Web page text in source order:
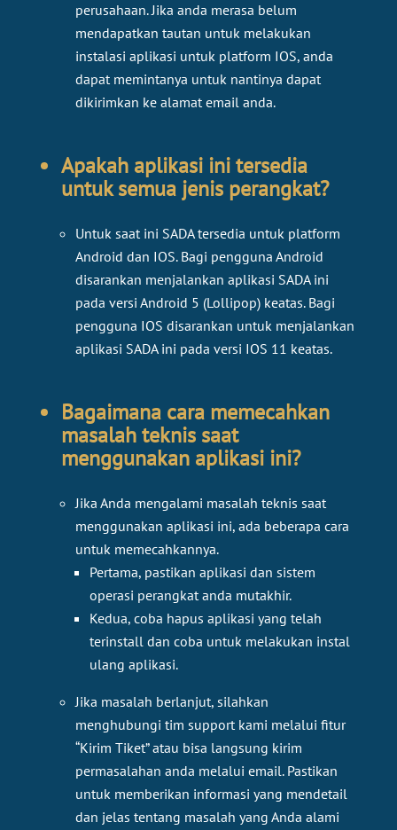
perusahaan. Jika anda merasa belum
mendapatkan tautan untuk melakukan
instalasi aplikasi untuk platform IOS, anda
dapat memintanya untuk nantinya dapat
dikirimkan ke alamat email anda.
Apakah aplikasi ini tersedia
untuk semua jenis perangkat?
Untuk saat ini SADA tersedia untuk platform
Android dan IOS. Bagi pengguna Android
disarankan menjalankan aplikasi SADA ini
pada versi Android 5 (Lollipop) keatas. Bagi
pengguna IOS disarankan untuk menjalankan
aplikasi SADA ini pada versi IOS 11 keatas.
Bagaimana cara memecahkan
masalah teknis saat
menggunakan aplikasi ini?
Jika Anda mengalami masalah teknis saat
menggunakan aplikasi ini, ada beberapa cara
untuk memecahkannya.
Pertama, pastikan aplikasi dan sistem
operasi perangkat anda mutakhir.
Kedua, coba hapus aplikasi yang telah
terinstall dan coba untuk melakukan instal
ulang aplikasi.
Jika masalah berlanjut, silahkan
menghubungi tim support kami melalui fitur
“Kirim Tiket” atau bisa langsung kirim
permasalahan anda melalui email. Pastikan
untuk memberikan informasi yang mendetail
dan jelas tentang masalah yang Anda alami